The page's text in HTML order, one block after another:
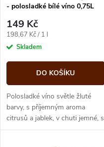
r
o
d
u
k
p
r
o
d
u
- polosladké bílé víno 0,75L
149 Kč
Měrná
cena:
198,67 Kč / 1 l
Skladem
DO KOŠÍKU
Polosladké víno světle žluté
barvy, s příjemným aroma
citrusů a jablek, v chuti jemné, s
dominantními ovocitými tóny, s